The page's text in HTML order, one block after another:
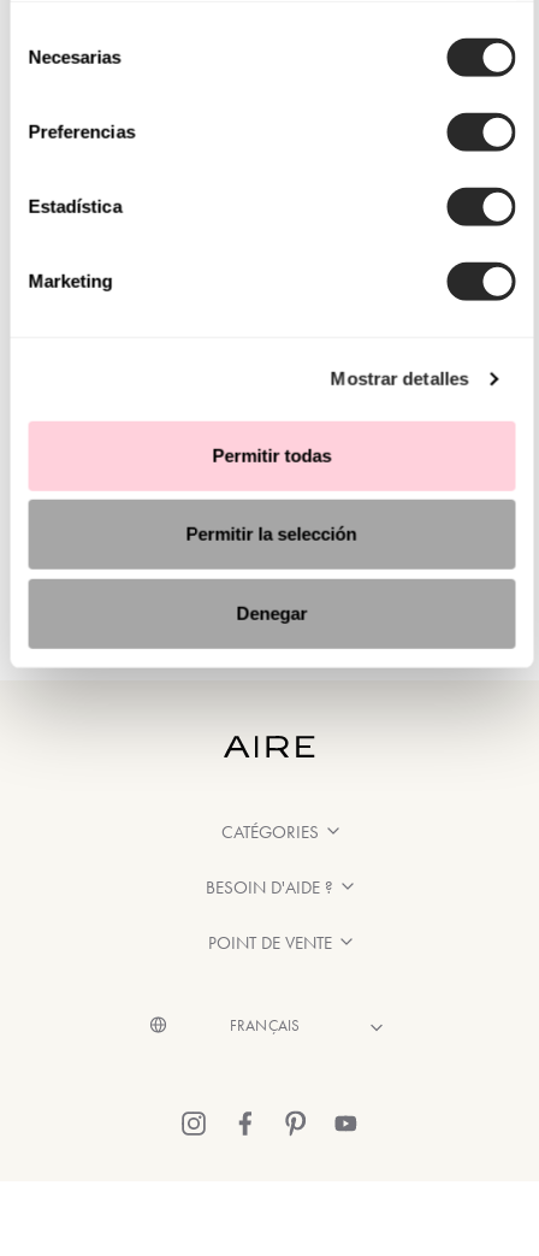
Necesarias
Preferencias
Estadística
Marketing
Mostrar detalles
Permitir todas
Permitir la selección
Denegar
CATÉGORIES
BESOIN D'AIDE ?
POINT DE VENTE